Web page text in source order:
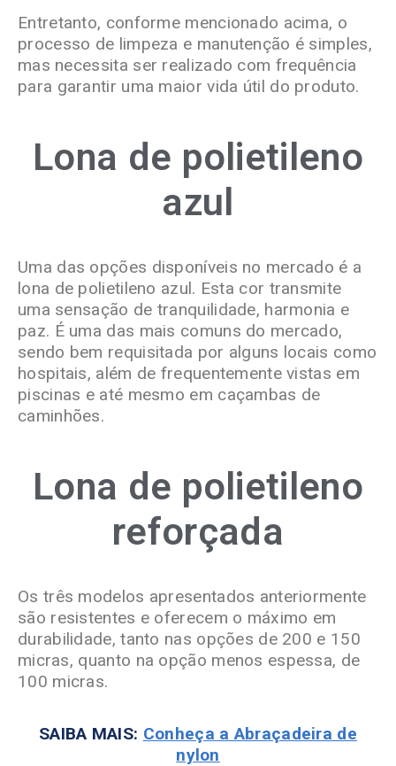
Entretanto, conforme mencionado acima, o
processo de limpeza e manutenção é simples,
mas necessita ser realizado com frequência
para garantir uma maior vida útil do produto.
Lona de polietileno
azul
Uma das opções disponíveis no mercado é a
lona de polietileno azul. Esta cor transmite
uma sensação de tranquilidade, harmonia e
paz. É uma das mais comuns do mercado,
sendo bem requisitada por alguns locais como
hospitais, além de frequentemente vistas em
piscinas e até mesmo em caçambas de
caminhões.
Lona de polietileno
reforçada
Os três modelos apresentados anteriormente
são resistentes e oferecem o máximo em
durabilidade, tanto nas opções de 200 e 150
micras, quanto na opção menos espessa, de
100 micras.
SAIBA MAIS: Conheça a Abraçadeira de
nylon